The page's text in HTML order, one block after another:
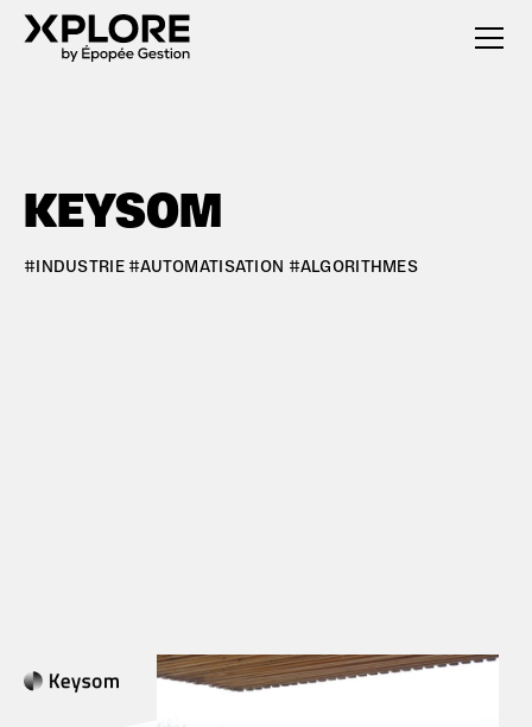
KEYSOM
#INDUSTRIE #AUTOMATISATION #ALGORITHMES